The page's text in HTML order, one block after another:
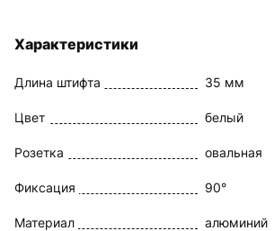
Характеристики
Длина штифта 35 мм
Цвет белый
Розетка овальная
Фиксация 90°
Материал алюминий